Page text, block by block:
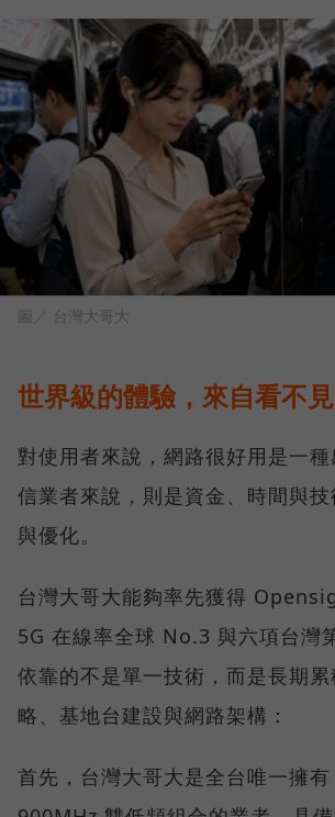
圖／ 台灣大哥大
世界級的體驗，來自看不
對使用者來說，網路很好用是一
信業者來說，則是資金、時間與
與優化。
台灣大哥大能夠率先獲得
5G 在線率全球 No.3 與六項台灣
依靠的不是單一技術，而是長期
略、基地台建設與網路架構：
首先，台灣大哥大是全台唯一擁